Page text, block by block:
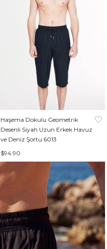
Haşema Dokulu Geometrik
Desenli Siyah Uzun Erkek Havuz
ve Deniz Şortu 6013
$94.90